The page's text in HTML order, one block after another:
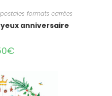
formats carrées
anniversaire
€